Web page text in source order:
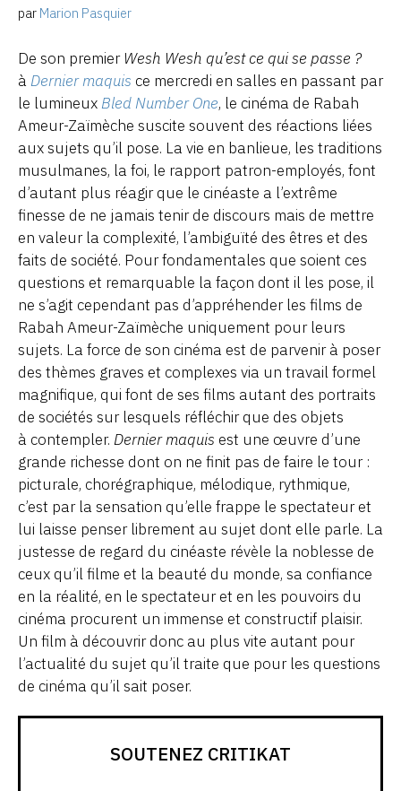
par Marion Pasquier
De son premierWesh Wesh qu’est ce qui se passe ?
à Dernier maquis ce mercredi en salles en passant par
le lumineuxBled Number One, le cinéma de Rabah
Ameur-Zaïmèche suscite souvent des réactions liées
aux sujets qu’il pose. La vie en banlieue, les traditions
musulmanes, la foi, le rapport patron-employés, font
d’autant plus réagir que le cinéaste a l’extrême
finesse de ne jamais tenir de discours mais de mettre
en valeur la complexité, l’ambiguïté des êtres et des
faits de société. Pour fondamentales que soient ces
questions et remarquable la façon dont il les pose, il
ne s’agit cependant pas d’appréhender les films de
Rabah Ameur-Zaïmèche uniquement pour leurs
sujets. La force de son cinéma est de parvenir à poser
des thèmes graves et complexes via un travail formel
magnifique, qui font de ses films autant des portraits
de sociétés sur lesquels réfléchir que des objets
à contempler. Dernier maquis est une œuvre d’une
grande richesse dont on ne finit pas de faire le tour :
picturale, chorégraphique, mélodique, rythmique,
c’est par la sensation qu’elle frappe le spectateur et
lui laisse penser librement au sujet dont elle parle. La
justesse de regard du cinéaste révèle la noblesse de
ceux qu’il filme et la beauté du monde, sa confiance
en la réalité, en le spectateur et en les pouvoirs du
cinéma procurent un immense et constructif plaisir.
Un film à découvrir donc au plus vite autant pour
l’actualité du sujet qu’il traite que pour les questions
de cinéma qu’il sait poser.
SOUTENEZ CRITIKAT